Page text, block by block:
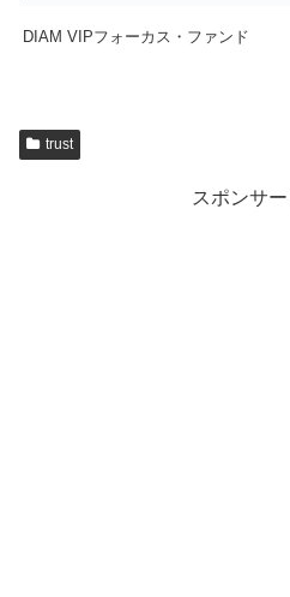
DIAM VIPフォーカス・ファンド
trust
スポンサ